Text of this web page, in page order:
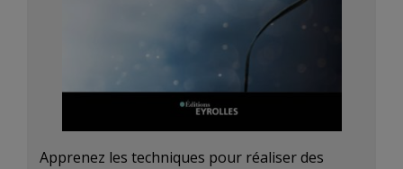
Apprenez les techniques pour réaliser des